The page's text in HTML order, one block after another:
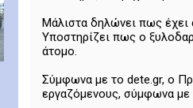
Μάλιστα δηλώνει πως έχει
Υποστηρίζει πως ο
άτομο.
Σύμφωνα με το dete.gr, ο
εργαζόμενους, σύμφωνα με